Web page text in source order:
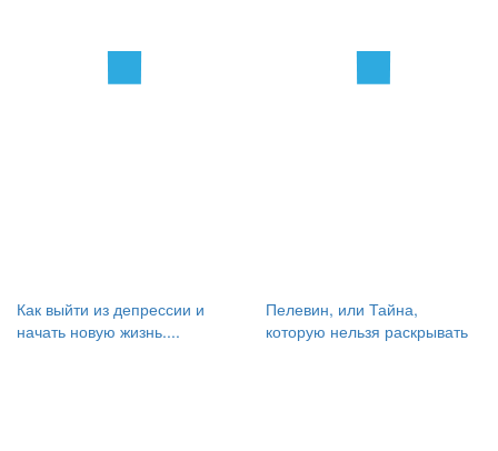
Как выйти из депрессии и
начать новую жизнь....
Пелевин, или Тайна,
которую нельзя раскрывать